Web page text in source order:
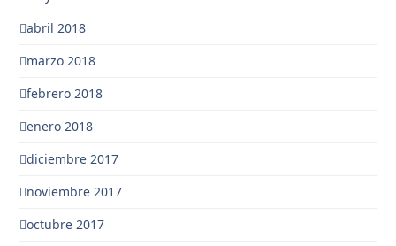
abril 2018
marzo 2018
febrero 2018
enero 2018
diciembre 2017
noviembre 2017
octubre 2017